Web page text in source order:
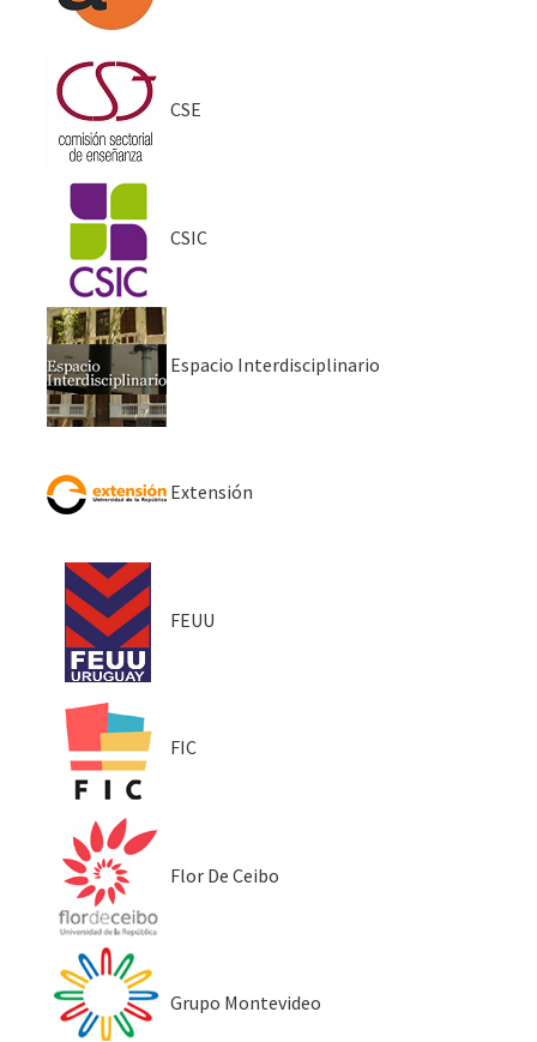
CSE
CSIC
Espacio Interdisciplinario
Extensión
FEUU
FIC
Flor De Ceibo
Grupo Montevideo